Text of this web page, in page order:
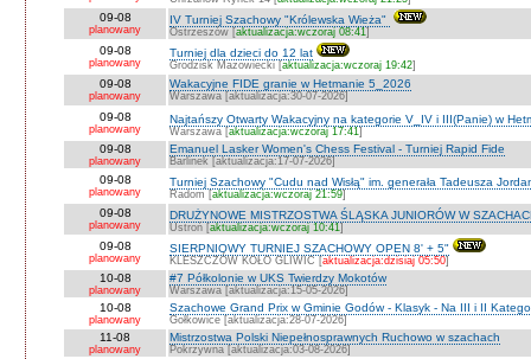
09-08
planowany
IV Turniej Szachowy "Królewska Wieża"
Ostrzeszów [aktualizacja:wczoraj 08:41]
09-08
planowany
Turniej dla dzieci do 12 lat
Grodzisk Mazowiecki [aktualizacja:wczoraj 19:42]
09-08
planowany
Wakacyjne FIDE granie w Hetmanie 5_2026
Warszawa [aktualizacja:30-07-2026]
09-08
planowany
Najtańszy Otwarty Wakacyjny na kategorie V_IV i III(Panie) w
Warszawa [aktualizacja:wczoraj 17:41]
09-08
planowany
Emanuel Lasker Women's Chess Festival - Turniej Rapid Fide
Barlinek [aktualizacja:17-07-2026]
09-08
planowany
Turniej Szachowy "Cudu nad Wisłą" im. generała Tadeusza
Radom [aktualizacja:wczoraj 21:59]
09-08
planowany
DRUŻYNOWE MISTRZOSTWA ŚLĄSKA JUNIORÓW W
Ustroń [aktualizacja:wczoraj 10:41]
09-08
planowany
SIERPNIOWY TURNIEJ SZACHOWY OPEN 8' + 5"
KLESZCZÓW KOŁO GLIWIC [aktualizacja:dzisiaj 05:50]
10-08
planowany
#7 Półkolonie w UKS Twierdzy Mokotów
Warszawa [aktualizacja:15-05-2026]
10-08
planowany
Szachowe Grand Prix w Gminie Godów - Klasyk - Na III i II
Gołkowice [aktualizacja:28-07-2026]
11-08
planowany
Mistrzostwa Polski Niepełnosprawnych Ruchowo w szachach
Pokrzywna [aktualizacja:03-08-2026]